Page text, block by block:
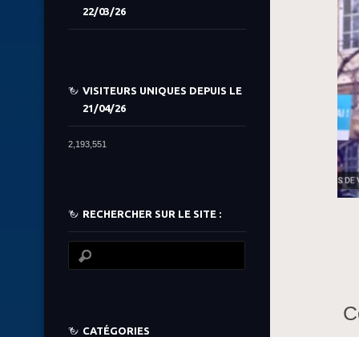
22/03/26
VISITEURS UNIQUES DEPUIS LE
21/04/26
2,193,551
RECHERCHER SUR LE SITE :
CATÉGORIES